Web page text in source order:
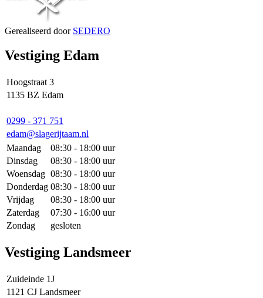
Gerealiseerd door SEDERO
Vestiging Edam
Hoogstraat 3
1135 BZ Edam
0299 - 371 751
edam@slagerijtaam.nl
Maandag
08:30 - 18:00 uur
Dinsdag
08:30 - 18:00 uur
Woensdag 08:30 - 18:00 uur
Donderdag 08:30 - 18:00 uur
Vrijdag
08:30 - 18:00 uur
Zaterdag
07:30 - 16:00 uur
Zondag
gesloten
Vestiging Landsmeer
Zuideinde 1J
1121 CJ Landsmeer